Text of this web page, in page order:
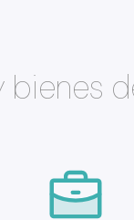
bienes